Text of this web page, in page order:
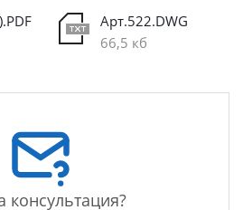
Арт.522.DWG
66,5 кб
консультация?